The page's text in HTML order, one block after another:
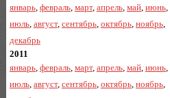
январь, февраль, март, апрель, май, июнь,
июль, август, сентябрь, октябрь, ноябрь,
декабрь
2011
январь, февраль, март, апрель, май, июнь,
июль, август, сентябрь, октябрь, ноябрь,